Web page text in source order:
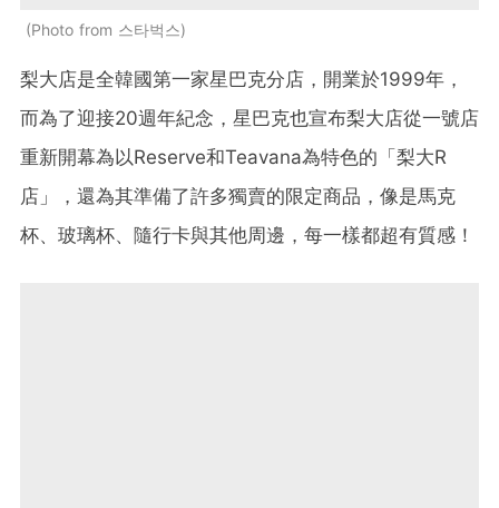
Photo from 스타벅스
梨大店是全韓國第一家星巴克分店，開業於1999年，
而為了迎接20週年紀念，星巴克也宣布梨大店從一號店
重新開幕為以Reserve和Teavana為特色的「梨大R
店」，還為其準備了許多獨賣的限定商品，像是馬克
杯、玻璃杯、隨行卡與其他周邊，每一樣都超有質感！